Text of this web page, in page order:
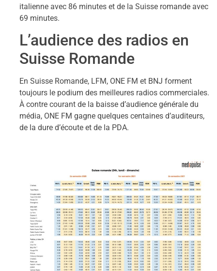
italienne avec 86 minutes et de la Suisse romande avec
69 minutes.
L’audience des radios en
Suisse Romande
En Suisse Romande, LFM, ONE FM et BNJ forment
toujours le podium des meilleures radios commerciales.
À contre courant de la baisse d’audience générale du
média, ONE FM gagne quelques centaines d’auditeurs,
de la dure d’écoute et de la PDA.